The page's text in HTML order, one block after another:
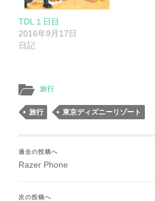
TDL１日目
2016年9月17日
日記
旅行
旅行 東京ディズニーリゾート
過去の投稿へ
Razer Phone
次の投稿へ